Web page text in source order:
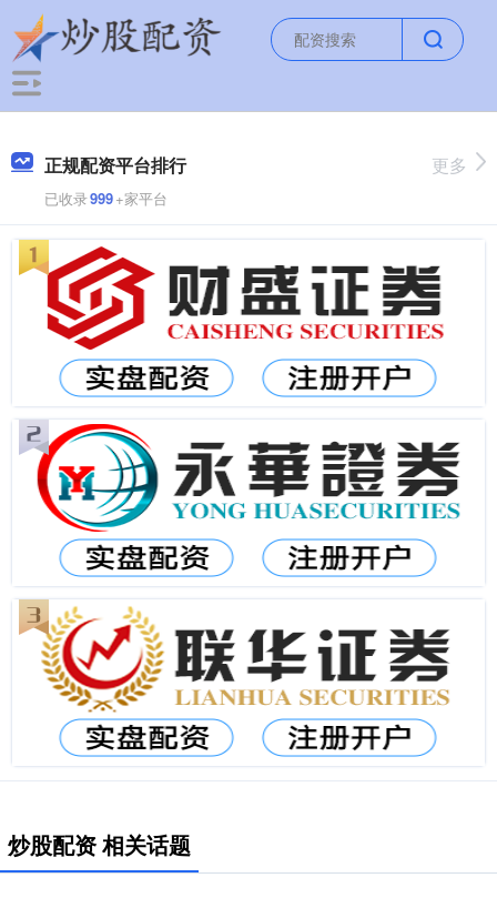
正规配资平台排行
已收录999+家平台
更多
炒股配资 相关话题